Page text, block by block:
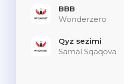
BBB
Wonderzero
Qyz sezimi
Samal Sqaqova